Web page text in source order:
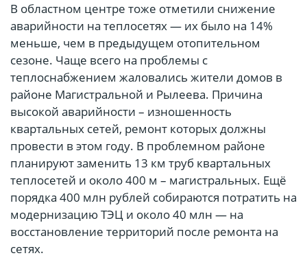
В областном центре тоже отметили снижение
аварийности на теплосетях — их было на 14%
меньше, чем в предыдущем отопительном
сезоне. Чаще всего на проблемы с
теплоснабжением жаловались жители домов в
районе Магистральной и Рылеева. Причина
высокой аварийности – изношенность
квартальных сетей, ремонт которых должны
провести в этом году. В проблемном районе
планируют заменить 13 км труб квартальных
теплосетей и около 400 м – магистральных. Ещё
порядка 400 млн рублей собираются потратить на
модернизацию ТЭЦ и около 40 млн — на
восстановление территорий после ремонта на
сетях.